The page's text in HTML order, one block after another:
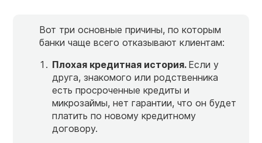
Вот три основные причины, по которым
банки чаще всего отказывают клиентам:
Плохая кредитная история. Если у
друга, знакомого или родственника
есть просроченные кредиты и
микрозаймы, нет гарантии, что он будет
платить по новому кредитному
договору.